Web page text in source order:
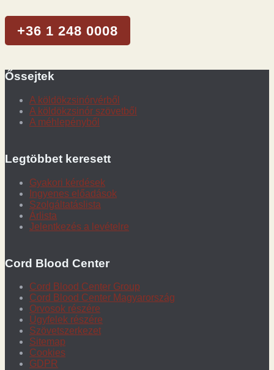
+36 1 248 0008
Őssejtek
A köldökzsinórvérből
A köldökzsinór szövetből
A méhlepényből
Legtöbbet keresett
Gyakori kérdések
Ingyenes előadások
Szolgáltatáslista
Árlista
Jelentkezés a levételre
Cord Blood Center
Cord Blood Center Group
Cord Blood Center Magyarország
Orvosok részére
Ügyfelek részére
Szövetszerkezet
Sitemap
Cookies
GDPR